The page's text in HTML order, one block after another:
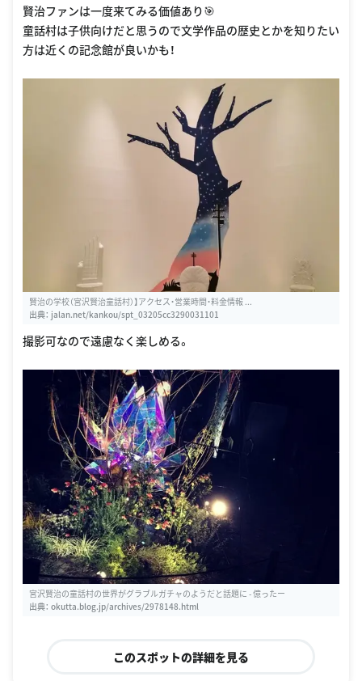
賢治ファンは一度来てみる価値あり🎯
童話村は子供向けだと思うので文学作品の歴史とかを知りたい
方は近くの記念館が良いかも！
賢治の学校（宮沢賢治童話村）】アクセス・営業時間・料金情報 ...
出典： jalan.net/kankou/spt_03205cc3290031101
撮影可なので遠慮なく楽しめる。
宮沢賢治の童話村の世界がグラブルガチャのようだと話題に - 億ったー
出典： okutta.blog.jp/archives/2978148.html
このスポットの詳細を見る